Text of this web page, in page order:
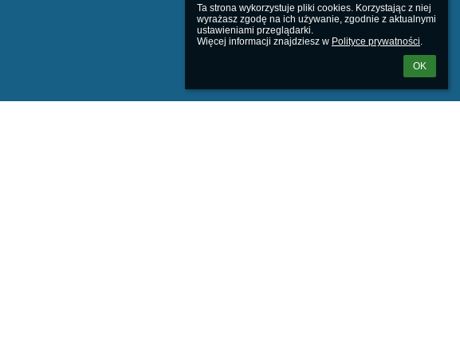
Ta strona wykorzystuje pliki cookies. Korzystając z niej
wyrażasz zgodę na ich używanie, zgodnie z aktualnymi
ustawieniami przeglądarki.
Więcej informacji znajdziesz w Polityce prywatności.
OK